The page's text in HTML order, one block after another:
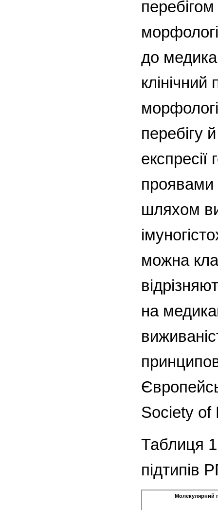
до
клінічний
перебігу
проявами
шляхом
можна
на
Society of
Таблиця
підтипів
Молекулярний